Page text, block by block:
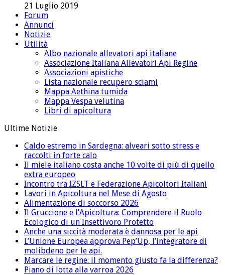
21 Luglio 2019
Forum
Annunci
Notizie
Utilità
Albo nazionale allevatori api italiane
Associazione Italiana Allevatori Api Regine
Associazioni apistiche
Lista nazionale recupero sciami
Mappa Aethina tumida
Mappa Vespa velutina
Libri di apicoltura
Ultime Notizie
Caldo estremo in Sardegna: alveari sotto stress e
raccolti in forte calo
Il miele italiano costa anche 10 volte di più di quello
extra europeo
Incontro tra IZSLT e Federazione Apicoltori Italiani
Lavori in Apicoltura nel Mese di Agosto
Alimentazione di soccorso 2026
Il Gruccione e l’Apicoltura: Comprendere il Ruolo
Ecologico di un Insettivoro Protetto
Anche una siccità moderata è dannosa per le api
L’Unione Europea approva Pep’Up, l’integratore di
molibdeno per le api.
Marcare le regine: il momento giusto fa la differenza?
Piano di lotta alla varroa 2026